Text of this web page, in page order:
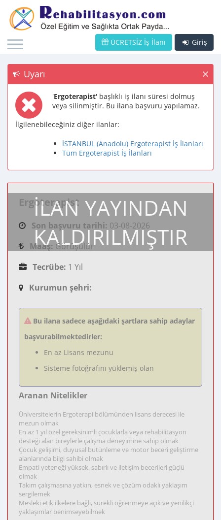
Giriş
ÜCRETSİZ İş İlanı
Uyarı
'Ergoterapist' başlıklı iş ilanı süresi dolmuş
veya silinmiştir. Bu ilana başvuru yapılamaz.
İlgilenebileceğiniz diğer ilanlar:
İSTANBUL (Anadolu) Ergoterapist İş İlanları
Tüm Ergoterapist İş İlanları
İLAN YAYINDAN
KALDIRILMIŞTIR
Ergoterapist
Son başvuru tarihi: 03-08-2026
Maaş: Görüşülür
Tecrübe: 1 Yıl
Kurumun şehri:
Bu ilana sadece aşağıdaki şartlara sahip adaylar
başvurabilmektedirler:
En az Lisans mezunu
Sisteme fotoğrafını yüklemiş olan
Aranan Nitelikler
Üniversitelerin Ergoterapi bölümünden lisans derecesi ile
mezun olmak
En az 1 yıl özel gereksinimli çocuklarla veya rehabilitasyon
desteği alan bireylerle çalışma deneyimine sahip olmak
Çocuk gelişimi, duyusal bütünleme ve motor beceri geliştirme
alanlarında bilgi sahibi olmak
Empati yeteneği yüksek, sabırlı ve iletişim becerileri güçlü
olmak
Takım çalışmasına yatkın, esnek ve çözüm odaklı yaklaşım
sergilemek
Mesleki etik ilkelere bağlı, sürekli öğrenmeye açık ve yenilikçi
yaklaşımlar benimseyebilmek